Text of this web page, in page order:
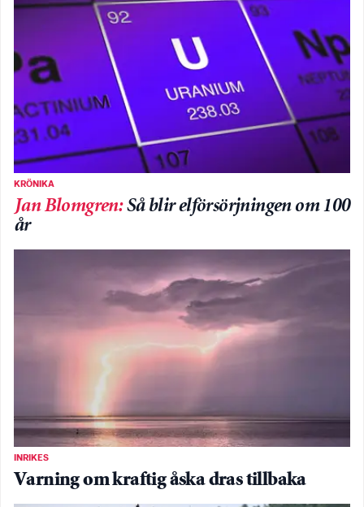
KRÖNIKA
Jan Blomgren:Så blir elförsörjningen om 100
år
INRIKES
Varning om kraftig åska dras tillbaka